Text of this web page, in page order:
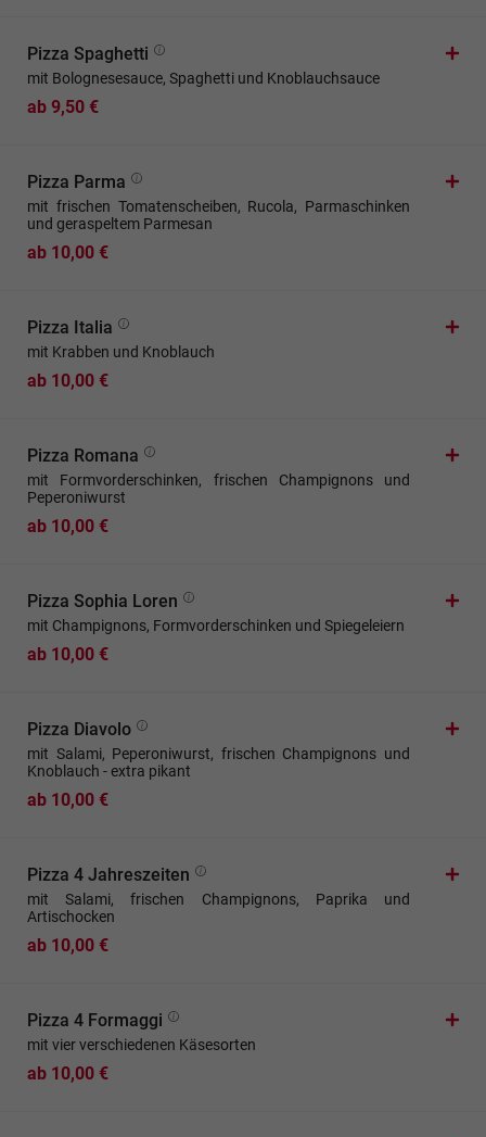
Pizza Spaghetti
mit Bolognesesauce, Spaghetti und Knoblauchsauce
ab 9,50 €
Pizza Parma
mit frischen Tomatenscheiben, Rucola, Parmaschinken
und geraspeltem Parmesan
ab 10,00 €
Pizza Italia
mit Krabben und Knoblauch
ab 10,00 €
Pizza Romana
mit Formvorderschinken, frischen Champignons und
Peperoniwurst
ab 10,00 €
Pizza Sophia Loren
mit Champignons, Formvorderschinken und Spiegeleiern
ab 10,00 €
Pizza Diavolo
mit Salami, Peperoniwurst, frischen Champignons und
Knoblauch - extra pikant
ab 10,00 €
Pizza 4 Jahreszeiten
mit Salami, frischen Champignons, Paprika und
Artischocken
ab 10,00 €
Pizza 4 Formaggi
mit vier verschiedenen Käsesorten
ab 10,00 €